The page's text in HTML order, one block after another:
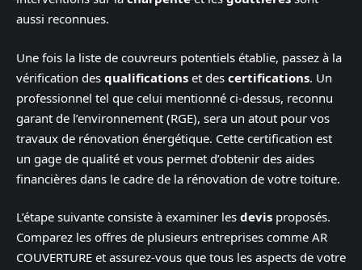
aussi reconnues.
Une fois la liste de couvreurs potentiels établie, passez à la
vérification des qualifications et des certifications. Un
professionnel tel que celui mentionné ci-dessus, reconnu
garant de l’environnement (RGE), sera un atout pour vos
travaux de rénovation énergétique. Cette certification est
un gage de qualité et vous permet d’obtenir des aides
financières dans le cadre de la rénovation de votre toiture.
L’étape suivante consiste à examiner les devis proposés.
Comparez les offres de plusieurs entreprises comme AR
COUVERTURE et assurez-vous que tous les aspects de votre